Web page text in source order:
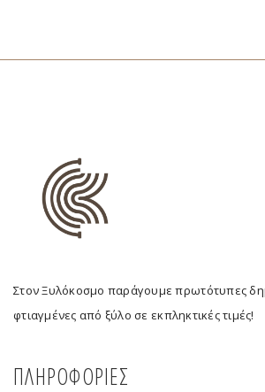
Στον Ξυλόκοσμο παράγουμε πρωτότυπες
φτιαγμένες από ξύλο σε εκπληκτικές τιμές!
ΠΛΗΡΟΦΟΡΙΕΣ